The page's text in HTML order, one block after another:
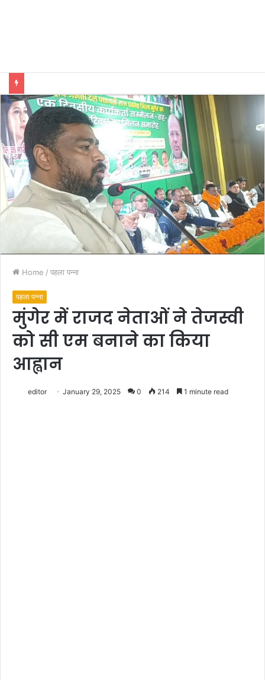
Home / पहला पन्ना
पहला पन्ना
मुंगेर में राजद नेताओं ने तेजस्वी
को सी एम बनाने का किया
आह्वान
editor January 29, 2025 0 214 1 minute read